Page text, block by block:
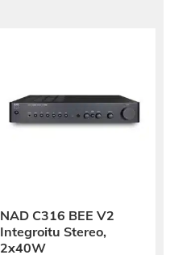
NAD C316 BEE V2
Integroitu Stereo,
2x40W